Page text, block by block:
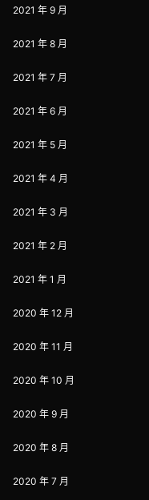
2021 年 9 月
2021 年 8 月
2021 年 7 月
2021 年 6 月
2021 年 5 月
2021 年 4 月
2021 年 3 月
2021 年 2 月
2021 年 1 月
2020 年 12 月
2020 年 11 月
2020 年 10 月
2020 年 9 月
2020 年 8 月
2020 年 7 月